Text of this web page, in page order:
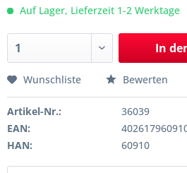
Auf Lager, Lieferzeit 1-2 Werktage
In
Wunschliste Bewerten
Artikel-Nr.:
36039
EAN:
HAN:
60910